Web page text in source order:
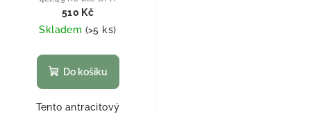
510 Kč
Skladem (>5 ks)
Do košíku
Tento antracitový